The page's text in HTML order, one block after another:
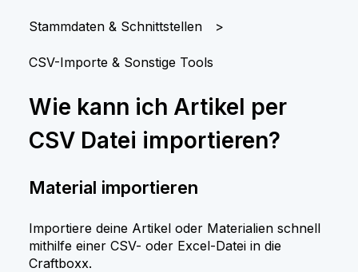
Stammdaten & Schnittstellen
CSV-Importe & Sonstige Tools
Wie kann ich Artikel per
CSV Datei importieren?
Material importieren
Importiere deine Artikel oder Materialien schnell
mithilfe einer CSV- oder Excel-Datei in die
Craftboxx.